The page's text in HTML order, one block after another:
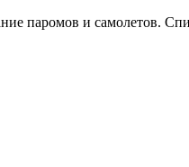
паромов и самолетов.